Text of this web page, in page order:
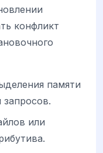
конфликт
памяти
или